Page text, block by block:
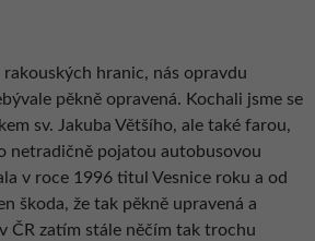
rakouských hranic, nás opravdu
pěkně opravená. Kochali jsme se
sv. Jakuba Většího, ale také farou,
netradičně pojatou autobusovou
v roce 1996 titul Vesnice roku a od
škoda, že tak pěkně upravená a
ČR zatím stále něčím tak trochu